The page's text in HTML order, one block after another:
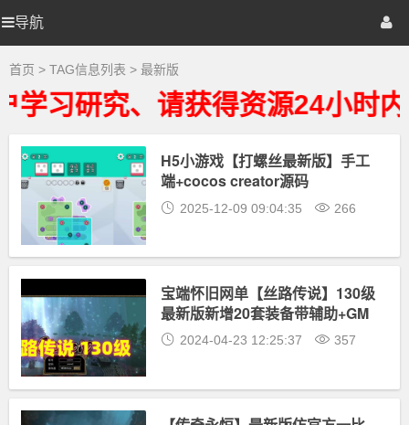
导航
大
全
最
新
关
最
新
资
源
下
载
源
码
棋牌源码
首页 > TAG信息列表 > 最新版
习研究、请获得资源24小时内
H5小游戏【打螺丝最新版】手工
端+cocos creator源码
2025-12-09 09:04:35 266
宝端怀旧网单【丝路传说】130级
最新版新增20套装备带辅助+GM
工具2024-04-23 12:25:37 357